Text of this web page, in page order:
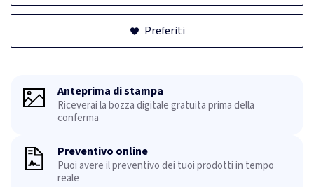
Preferiti
Anteprima di stampa
Riceverai la bozza digitale gratuita prima della
conferma
Preventivo online
Puoi avere il preventivo dei tuoi prodotti in tempo
reale